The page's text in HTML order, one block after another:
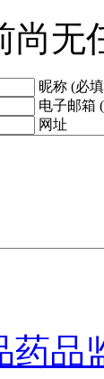
尚无
昵称 (必
电子邮箱
网址
药品